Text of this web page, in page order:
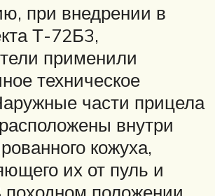
при внедрении в
Т-72Б3,
применили
техническое
части прицела
внутри
кожуха,
их от пуль и